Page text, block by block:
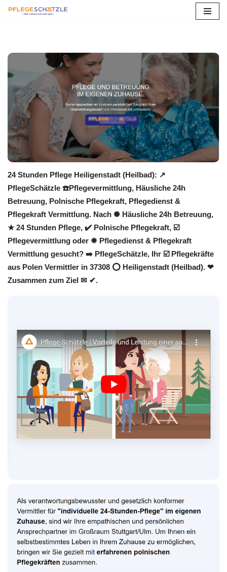
springen
24 Stunden Pflege Heiligenstadt (Heilbad): ↗️
PflegeSchätzle ☎️Pflegevermittlung, Häusliche 24h
Betreuung, Polnische Pflegekraft, Pflegedienst &
Pflegekraft Vermittlung. Nach ✺ Häusliche 24h Betreuung,
★ 24 Stunden Pflege, ✔️ Polnische Pflegekraft, ☑️
Pflegevermittlung oder ✹ Pflegedienst & Pflegekraft
Vermittlung gesucht? ➡️ PflegeSchätzle, Ihr ☑️ Pflegekräfte
aus Polen Vermittler in 37308 ⭕ Heiligenstadt (Heilbad). ❤
Zusammen zum Ziel ✉ ✔.